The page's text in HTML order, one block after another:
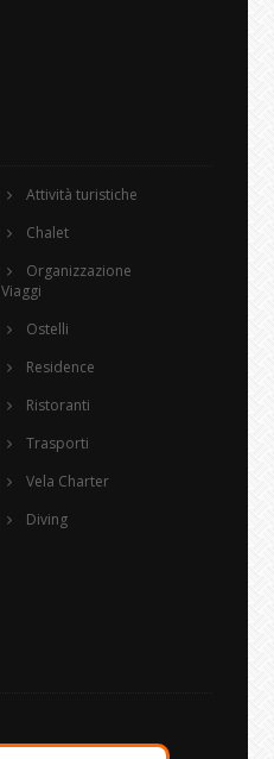
Attività turistiche
Chalet
Organizzazione
Viaggi
Ostelli
Residence
Ristoranti
Trasporti
Vela Charter
Diving